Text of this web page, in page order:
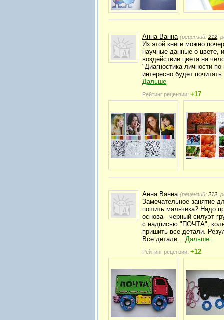
Анна Ванна (рецензий: 212 ,
Из этой книги можно
научные данные о цвете,
воздействии цвета на
"Диагностика личности
интересно будет
Дальше
Рейтинг рецензии: +17
Анна Ванна (рецензий: 212 ,
Замечательное занятие
пошить мальчика? Надо
основа - черный силуэт
с надписью "ПОЧТА",
пришить все детали.
Все детали... Дальше
Рейтинг рецензии: +12